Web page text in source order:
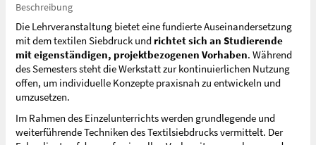
Beschreibung
Die Lehrveranstaltung bietet eine fundierte Auseinandersetzung
mit dem textilen Siebdruck und richtet sich an Studierende
mit eigenständigen, projektbezogenen Vorhaben. Während
des Semesters steht die Werkstatt zur kontinuierlichen Nutzung
offen, um individuelle Konzepte praxisnah zu entwickeln und
umzusetzen.
Im Rahmen des Einzelunterrichts werden grundlegende und
weiterführende Techniken des Textilsiebdrucks vermittelt. Der